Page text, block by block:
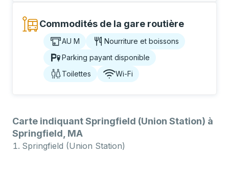
Commodités de la gare routière
AU M
Nourriture et boissons
Parking payant disponible
Toilettes
Wi-Fi
Carte indiquant Springfield (Union Station) à
Springfield, MA
Springfield (Union Station)